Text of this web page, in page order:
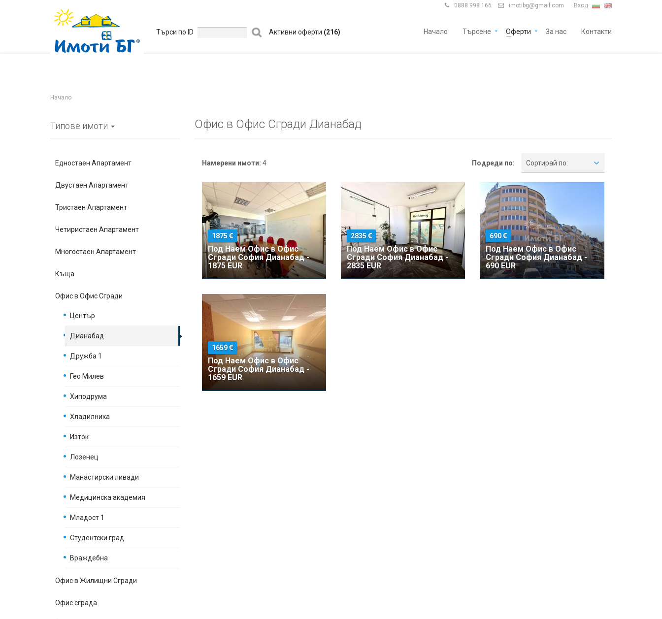
 0888 998 166  imotibg@gmail.com Вход
Търси по ID Активни оферти (216) Начало Търсене Оферти За нас Контакти
Начало
Типове имоти
Едностаен Апартамент
Двустаен Апартамент
Тристаен Апартамент
Четиристаен Апартамент
Многостаен Апартамент
Къщa
Офис в Офис Сгради
Център
Дианабад
Дружба 1
Гео Милев
Хиподрума
Хладилника
Изток
Лозенец
Манастирски ливади
Медицинска академия
Младост 1
Студентски град
Враждебна
Офис в Жилищни Сгради
Офис сграда
Офис в Офис Сгради Дианабад
Намерени имоти: 4 Подреди по: Сортирай по:
1875
Под Наем Офис в Офис
Сгради София Дианабад -
1875 EUR
2835
Под Наем Офис в Офис
Сгради София Дианабад -
2835 EUR
690
Под Наем Офис в Офис
Сгради София Дианабад -
690 EUR
1659
Под Наем Офис в Офис
Сгради София Дианабад -
1659 EUR